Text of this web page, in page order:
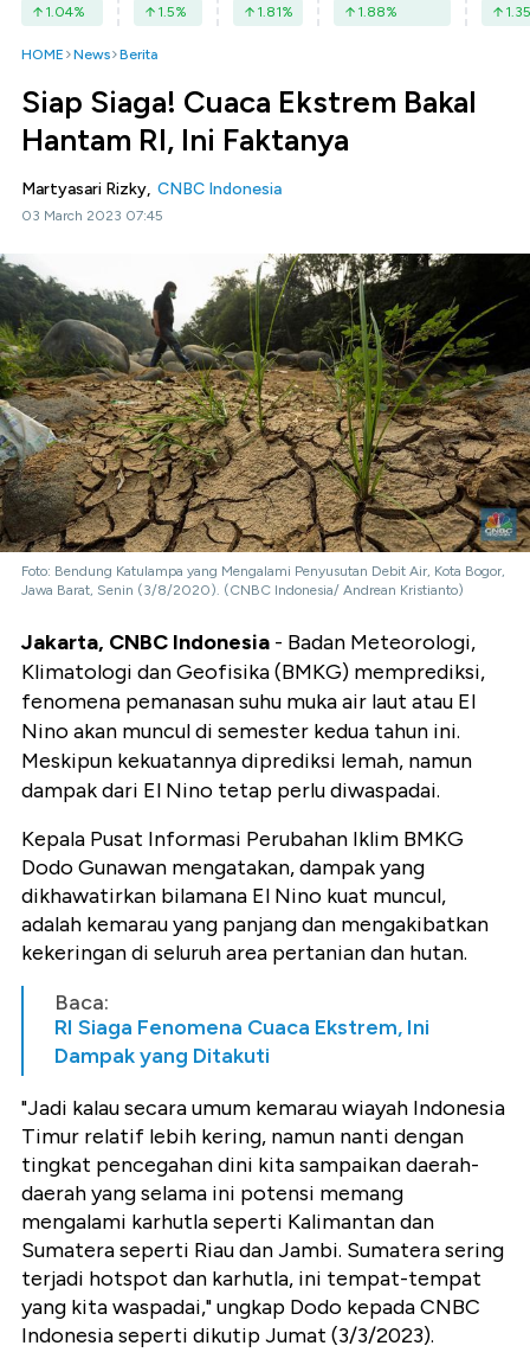
1.04% 1.5% 1.81% 1.88% 1.35
HOME News Berita
Siap Siaga! Cuaca Ekstrem Bakal
Hantam RI, Ini Faktanya
Martyasari Rizky, CNBC Indonesia
03 March 2023 07:45
Foto: Bendung Katulampa yang Mengalami Penyusutan Debit Air, Kota Bogor,
Jawa Barat, Senin (3/8/2020). (CNBC Indonesia/ Andrean Kristianto)
Jakarta, CNBC Indonesia - Badan Meteorologi,
Klimatologi dan Geofisika (BMKG) memprediksi,
fenomena pemanasan suhu muka air laut atau El
Nino akan muncul di semester kedua tahun ini.
Meskipun kekuatannya diprediksi lemah, namun
dampak dari El Nino tetap perlu diwaspadai.
Kepala Pusat Informasi Perubahan Iklim BMKG
Dodo Gunawan mengatakan, dampak yang
dikhawatirkan bilamana El Nino kuat muncul,
adalah kemarau yang panjang dan mengakibatkan
kekeringan di seluruh area pertanian dan hutan.
Baca:
RI Siaga Fenomena Cuaca Ekstrem, Ini
Dampak yang Ditakuti
"Jadi kalau secara umum kemarau wiayah Indonesia
Timur relatif lebih kering, namun nanti dengan
tingkat pencegahan dini kita sampaikan daerah-
daerah yang selama ini potensi memang
mengalami karhutla seperti Kalimantan dan
Sumatera seperti Riau dan Jambi. Sumatera sering
terjadi hotspot dan karhutla, ini tempat-tempat
yang kita waspadai," ungkap Dodo kepada CNBC
Indonesia seperti dikutip Jumat (3/3/2023).